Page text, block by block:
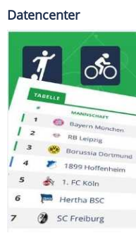
Datencenter